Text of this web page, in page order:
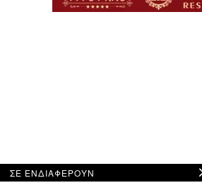
ΣΕ ΕΝΔΙΑΦΕΡΟΥΝ